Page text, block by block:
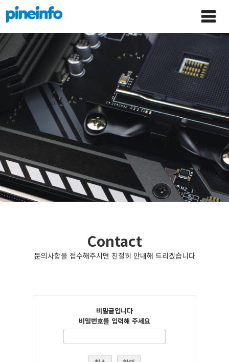
콘텐츠로
건너뛰기
Main
Menu
Contact
문의사항을 접수해주시면 친절히 안내해 드리겠습니다
비밀글입니다
비밀번호를 입력해 주세요
파인인포 홈으로 이동